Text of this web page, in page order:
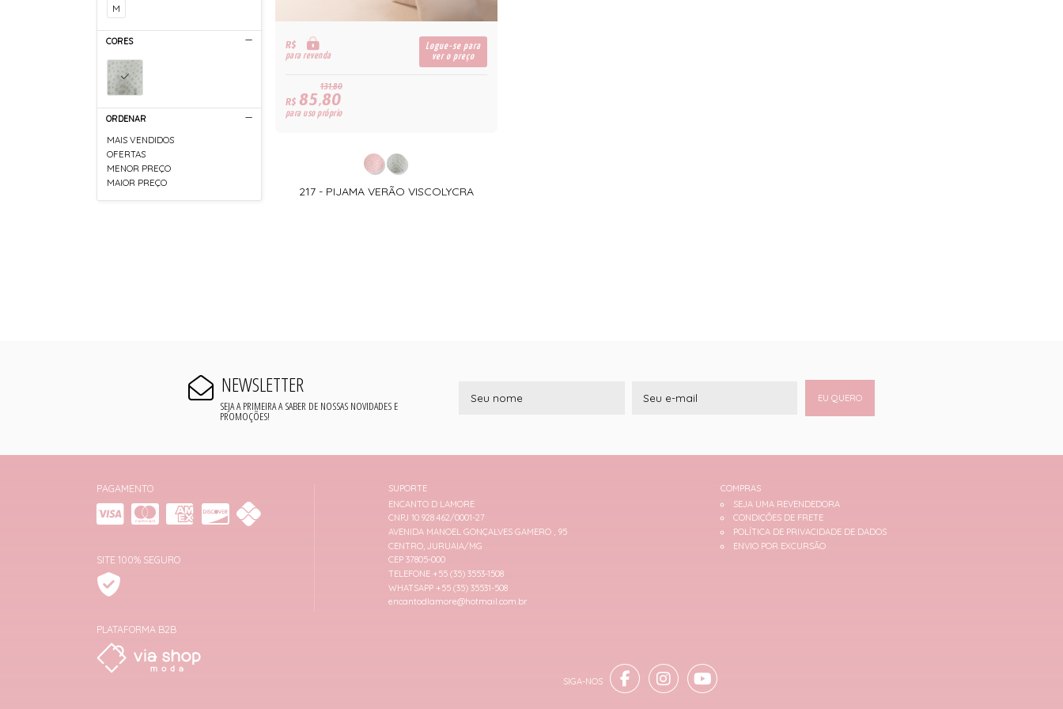
M
CORES
ORDENAR
MAIS VENDIDOS
OFERTAS
MENOR PREÇO
MAIOR PREÇO
R$
para revenda
Logue-se para
ver o preço
131,80
R$85,80
para uso próprio
217 - PIJAMA VERÃO VISCOLYCRA
NEWSLETTER
SEJA A PRIMEIRA A SABER DE NOSSAS NOVIDADES E
PROMOÇÕES!
EU QUERO
PAGAMENTO
SITE 100% SEGURO
PLATAFORMA B2B
SUPORTE
ENCANTO D LAMORE
CNPJ 10.928.462/0001-27
AVENIDA MANOEL GONÇALVES GAMERO , 95
CENTRO, JURUAIA/MG
CEP 37805-000
TELEFONE +55 (35) 3553-1508
WHATSAPP +55 (35) 35531-508
encantodlamore@hotmail.com.br
COMPRAS
SEJA UMA REVENDEDORA
CONDIÇÕES DE FRETE
POLÍTICA DE PRIVACIDADE DE DADOS
ENVIO POR EXCURSÃO